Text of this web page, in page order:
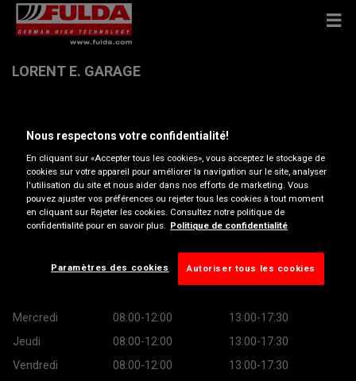
LORENT E. GARAGE
Obtenir directions
Afficher le numéro de téléphone
08:00-12:00
13:00-17:30
Mercredi
08:00-12:00
13:00-17:30
Jeudi
08:00-12:00
13:00-17:30
Vendredi
08:00-12:00
13:00-17:30
Nous respectons votre confidentialité!
En cliquant sur «Accepter tous les cookies», vous acceptez le stockage de
cookies sur votre appareil pour améliorer la navigation sur le site, analyser
l'utilisation du site et nous aider dans nos efforts de marketing. Vous
pouvez ajuster vos préférences ou rejeter tous les cookies à tout moment
en cliquant sur Rejeter les cookies. Consultez notre politique de
confidentialité pour en savoir plus. Politique de confidentialité
Paramètres des cookies Autoriser tous les cookies